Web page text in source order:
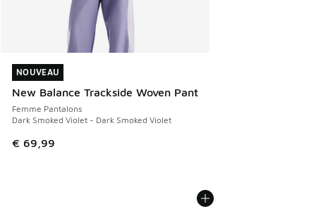
NOUVEAU
New Balance Trackside Woven Pant
Femme Pantalons
Dark Smoked Violet - Dark Smoked Violet
€ 69,99
NOUVEAU